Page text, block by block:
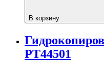
В корзину
РТ44501